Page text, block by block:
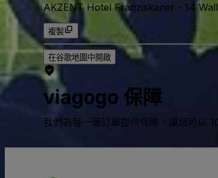
AKZENT Hotel Franziskaner - 14
複製
在谷歌地圖中開啟
viagogo 保障
我們為每一筆訂單提供保障，讓您可以